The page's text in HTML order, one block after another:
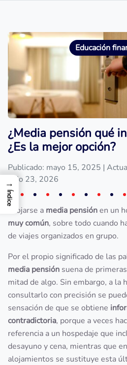
Educación
¿Media pensión qué
¿Es la mejor opción?
Publicado: mayo 15, 2025 |
julio 23, 2026
Alojarse a media pensiónen un
muy común, sobre todo cuando
de viajes organizados en grupo.
Por el propio significado de las
media pensión suena de
mitad de algo. Sin embargo, a la
consultarlo con precisión se
sensación de que se obtiene
contradictoria, porque a veces
referencia a un hospedaje que
desayuno y cena, mientras que
alojamientos se sustituye esta
→
Índice